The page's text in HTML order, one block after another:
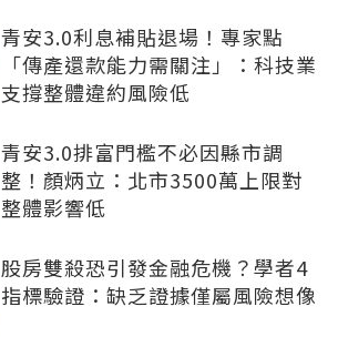
青安3.0利息補貼退場！專家點
「傳產還款能力需關注」：科技業
支撐整體違約風險低
青安3.0排富門檻不必因縣市調
整！顏炳立：北市3500萬上限對
整體影響低
股房雙殺恐引發金融危機？學者4
指標驗證：缺乏證據僅屬風險想像